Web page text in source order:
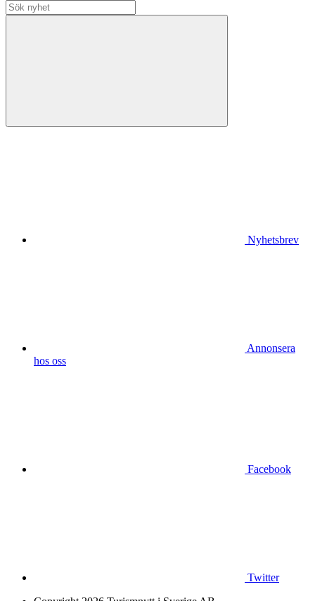
Nyhetsbrev
Annonsera
hos oss
Facebook
Twitter